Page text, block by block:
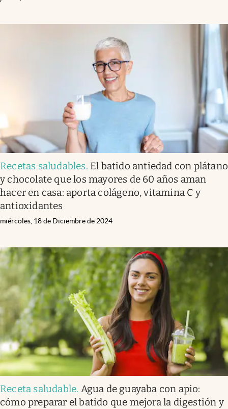
Recetas saludables. El batido antiedad con plátano
y chocolate que los mayores de 60 años aman
hacer en casa: aporta colágeno, vitamina C y
antioxidantes
miércoles, 18 de Diciembre de 2024
Receta saludable. Agua de guayaba con apio:
cómo preparar el batido que mejora la digestión y